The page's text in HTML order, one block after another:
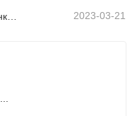
Шаньдунский производитель оцинкованного листа с цветным покрытием предоставит вам объяснение своего программного обеспечения. 2023-03-21